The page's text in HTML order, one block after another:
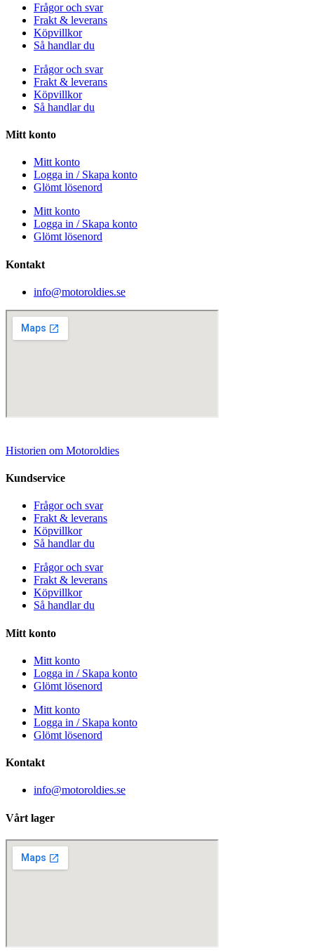
Frågor och svar
Frakt & leverans
Köpvillkor
Så handlar du
Frågor och svar
Frakt & leverans
Köpvillkor
Så handlar du
Mitt konto
Mitt konto
Logga in / Skapa konto
Glömt lösenord
Mitt konto
Logga in / Skapa konto
Glömt lösenord
Kontakt
info@motoroldies.se
Historien om Motoroldies
Kundservice
Frågor och svar
Frakt & leverans
Köpvillkor
Så handlar du
Frågor och svar
Frakt & leverans
Köpvillkor
Så handlar du
Mitt konto
Mitt konto
Logga in / Skapa konto
Glömt lösenord
Mitt konto
Logga in / Skapa konto
Glömt lösenord
Kontakt
info@motoroldies.se
Vårt lager